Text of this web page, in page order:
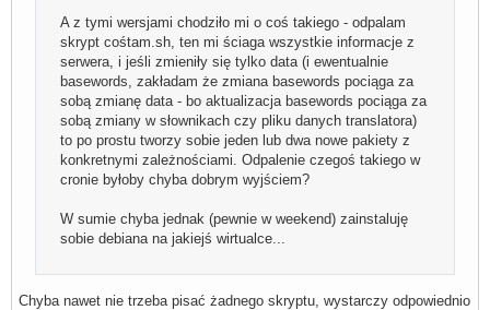
A z tymi wersjami chodziło mi o coś takiego - odpalam
skrypt cośtam.sh, ten mi ściaga wszystkie informacje z
serwera, i jeśli zmieniły się tylko data (i ewentualnie
basewords, zakładam że zmiana basewords pociąga za
sobą zmianę data - bo aktualizacja basewords pociąga za
sobą zmiany w słownikach czy pliku danych translatora)
to po prostu tworzy sobie jeden lub dwa nowe pakiety z
konkretnymi zależnościami. Odpalenie czegoś takiego w
cronie byłoby chyba dobrym wyjściem?
W sumie chyba jednak (pewnie w weekend) zainstaluję
sobie debiana na jakiejś wirtualce...
Chyba nawet nie trzeba pisać żadnego skryptu, wystarczy odpowiednio